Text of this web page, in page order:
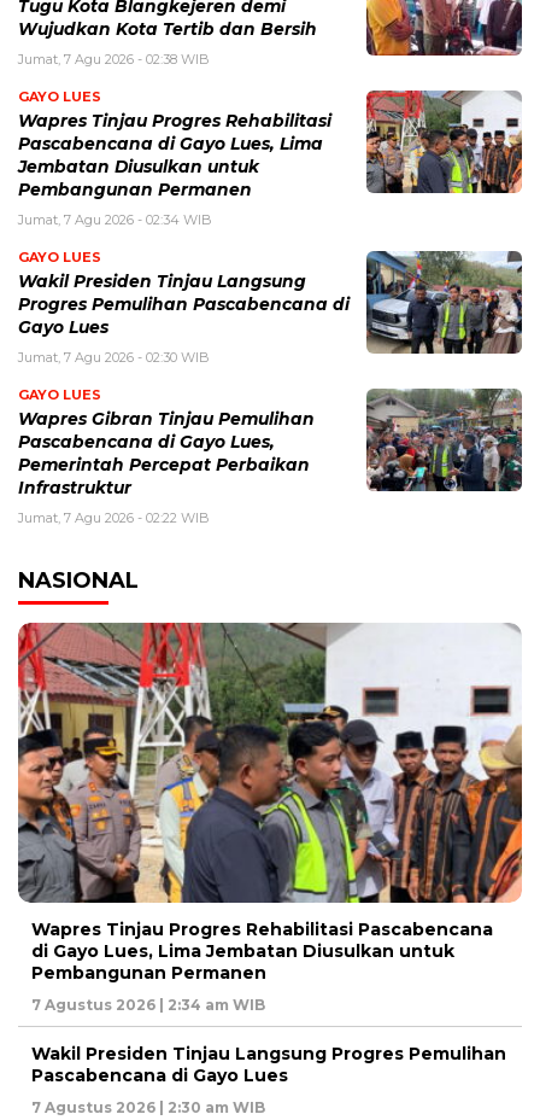
Tugu Kota Blangkejeren demi
Wujudkan Kota Tertib dan Bersih
Jumat, 7 Agu 2026 - 02:38 WIB
GAYO LUES
Wapres Tinjau Progres Rehabilitasi
Pascabencana di Gayo Lues, Lima
Jembatan Diusulkan untuk
Pembangunan Permanen
Jumat, 7 Agu 2026 - 02:34 WIB
GAYO LUES
Wakil Presiden Tinjau Langsung
Progres Pemulihan Pascabencana di
Gayo Lues
Jumat, 7 Agu 2026 - 02:30 WIB
GAYO LUES
Wapres Gibran Tinjau Pemulihan
Pascabencana di Gayo Lues,
Pemerintah Percepat Perbaikan
Infrastruktur
Jumat, 7 Agu 2026 - 02:22 WIB
NASIONAL
Wapres Tinjau Progres Rehabilitasi Pascabencana
di Gayo Lues, Lima Jembatan Diusulkan untuk
Pembangunan Permanen
7 Agustus 2026 | 2:34 am WIB
Wakil Presiden Tinjau Langsung Progres Pemulihan
Pascabencana di Gayo Lues
7 Agustus 2026 | 2:30 am WIB